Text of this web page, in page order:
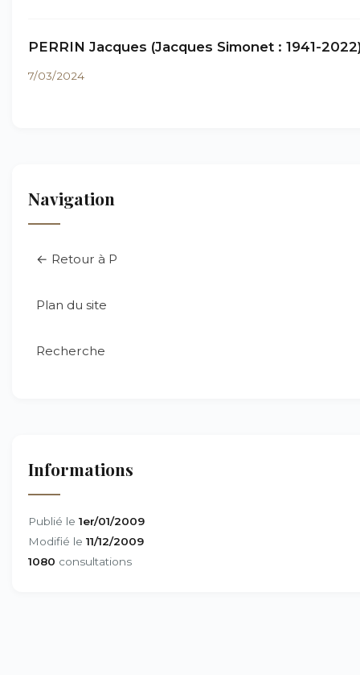
PERRIN Jacques (Jacques Simonet : 1941-
7/03/2024
Navigation
← Retour à P
Plan du site
Recherche
Informations
Publié le 1er/01/2009
Modifié le 11/12/2009
1080 consultations